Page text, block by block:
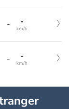
- -
km/h
- -
km/h